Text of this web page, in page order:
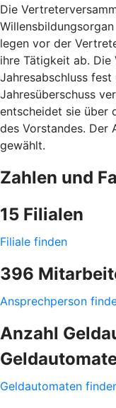
Die
legen vor der
ihre Tätigkeit ab. Die
Jahresabschluss
Jahresüberschuss
entscheidet sie über
des Vorstandes. Der
gewählt.
Zahlen und
15 Filialen
Filiale finden
396
Ansprechperson
Anzahl
Geldautomaten